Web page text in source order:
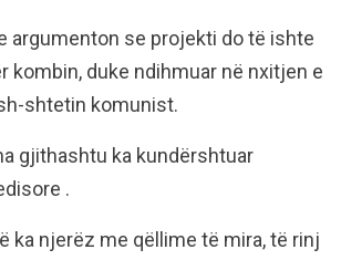
argumenton se projekti do të ishte
kombin, duke ndihmuar në nxitjen e
shtetin komunist.
gjithashtu ka kundërshtuar
.
ka njerëz me qëllime të mira, të rinj